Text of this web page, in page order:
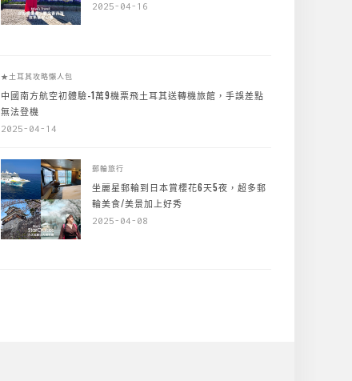
2025-04-16
★土耳其攻略懶人包
中國南方航空初體驗-1萬9機票飛土耳其送轉機旅館，手誤差點
無法登機
2025-04-14
郵輪旅行
坐麗星郵輪到日本賞櫻花6天5夜，超多郵
輪美食/美景加上好秀
2025-04-08